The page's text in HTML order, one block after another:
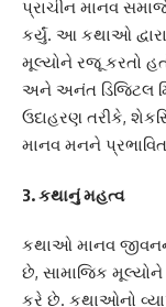
પ્રાચીન માનવ
કર્યું. આ કથાઓ
મૂલ્યોને રજૂ કરતો
અને અનંત ડિજિટલ
ઉદાહરણ તરીકે,
માનવ મનને
3.કથાનું મહત્વ
કથાઓ માનવ
છે, સામાજિક
કરે છે. કથાઓનો